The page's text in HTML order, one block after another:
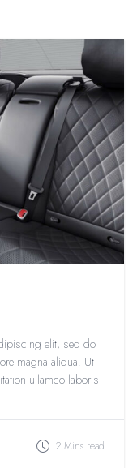
elit, sed do
magna aliqua. Ut
ullamco laboris
2 Mins read